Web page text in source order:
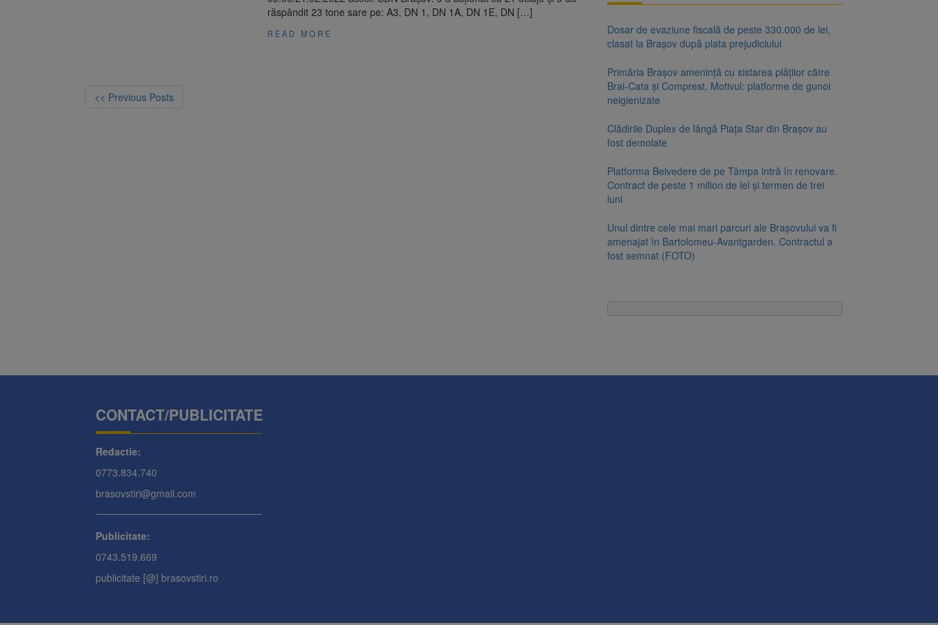
răspândit 23 tone sare pe: A3, DN 1, DN 1A, DN 1E, DN […]
READ MORE
<< Previous Posts
Dosar de evaziune fiscală de peste 330.000 de lei,
clasat la Brașov după plata prejudiciului
Primăria Brașov amenință cu sistarea plăților către
Brai-Cata și Comprest. Motivul: platforme de gunoi
neigienizate
Clădirile Duplex de lângă Piața Star din Brașov au
fost demolate
Platforma Belvedere de pe Tâmpa intră în renovare.
Contract de peste 1 milion de lei și termen de trei
luni
Unul dintre cele mai mari parcuri ale Brașovului va fi
amenajat în Bartolomeu-Avantgarden. Contractul a
fost semnat (FOTO)
CONTACT/PUBLICITATE
Redactie:
0773.834.740
brasovstiri@gmail.com
Publicitate:
0743.519.669
publicitate [@] brasovstiri.ro